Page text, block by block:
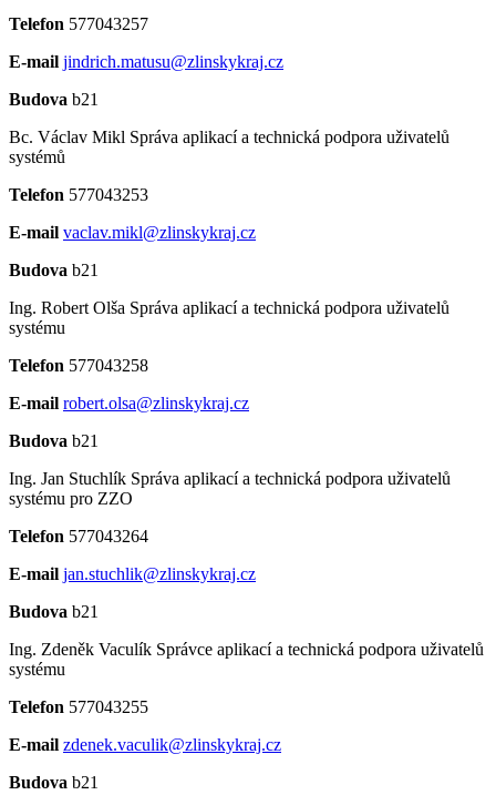
Telefon 577043257
E-mail jindrich.matusu@zlinskykraj.cz
Budova b21
Bc. Václav Mikl Správa aplikací a technická podpora uživatelů
systémů
Telefon 577043253
E-mail vaclav.mikl@zlinskykraj.cz
Budova b21
Ing. Robert Olša Správa aplikací a technická podpora uživatelů
systému
Telefon 577043258
E-mail robert.olsa@zlinskykraj.cz
Budova b21
Ing. Jan Stuchlík Správa aplikací a technická podpora uživatelů
systému pro ZZO
Telefon 577043264
E-mail jan.stuchlik@zlinskykraj.cz
Budova b21
Ing. Zdeněk Vaculík Správce aplikací a technická podpora uživatelů
systému
Telefon 577043255
E-mail zdenek.vaculik@zlinskykraj.cz
Budova b21